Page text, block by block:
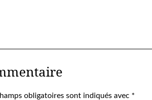
obligatoires sont indiqués avec *